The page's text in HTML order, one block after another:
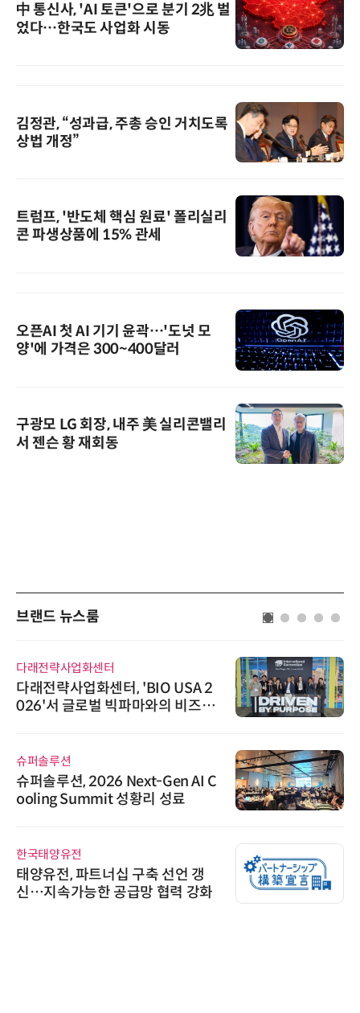
中 통신사, 'AI 토큰'으로 분기 2兆 벌
었다…한국도 사업화 시동
김정관, “성과급, 주총 승인 거치도록
상법 개정”
트럼프, '반도체 핵심 원료' 폴리실리
콘 파생상품에 15% 관세
오픈AI 첫 AI 기기 윤곽…'도넛 모
양'에 가격은 300~400달러
구광모 LG 회장, 내주 美 실리콘밸리
서 젠슨 황 재회동
브랜드 뉴스룸
다래전략사업화센터
다래전략사업화센터, 'BIO USA 2
026'서 글로벌 빅파마와의 비즈니
슈퍼솔루션
슈퍼솔루션, 2026 Next-Gen AI C
ooling Summit 성황리 성료
한국태양유전
태양유전, 파트너십 구축 선언 갱
신…지속가능한 공급망 협력 강화